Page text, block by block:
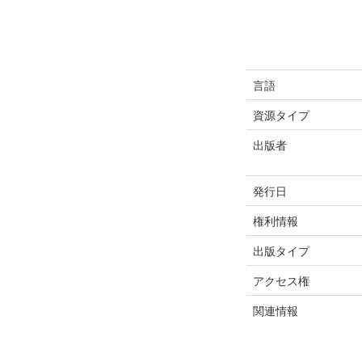
言語
資源タイプ
出版者
発行日
権利情報
出版タイプ
アクセス権
関連情報